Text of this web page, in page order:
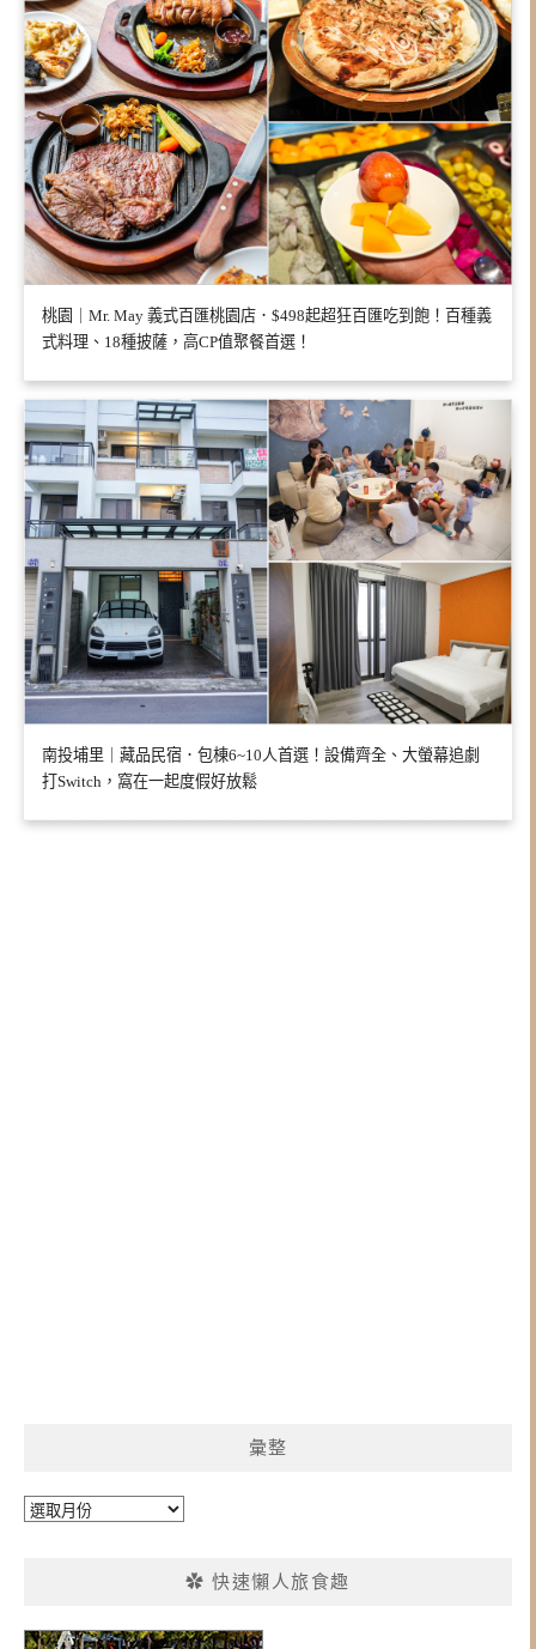
桃園｜Mr. May 義式百匯桃園店．$498起超狂百匯吃到飽！百種義
式料理、18種披薩，高CP值聚餐首選！
南投埔里｜藏品民宿．包棟6~10人首選！設備齊全、大螢幕追劇
打Switch，窩在一起度假好放鬆
彙整
彙
✿ 快速懶人旅食趣